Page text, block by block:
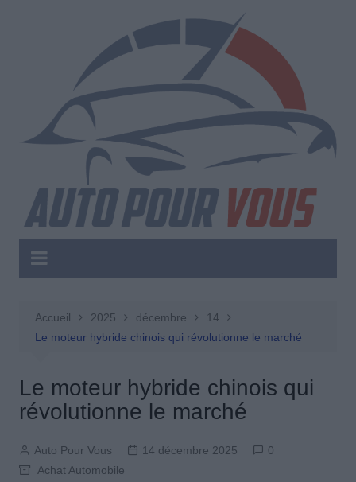
Accueil 2025 décembre
14
Le moteur hybride chinois qui révolutionne le marché
Le moteur hybride chinois qui
révolutionne le marché
Auto Pour Vous 14 décembre 2025
0
Achat Automobile